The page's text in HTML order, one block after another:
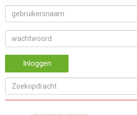
Inloggen